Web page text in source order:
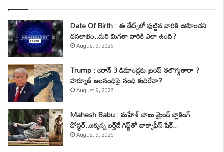
Date Of Birth : ఈ డేట్స్‌లో పుట్టిన వారికి ఊహించని
ధనలాభం..మరి మిగతా వారికి ఎలా ఉంది?
August 9, 2026
Trump : ఇరాన్ 3 డిమాండ్లకు ట్రంప్ తలొగ్గుతారా ?
హర్మూజ్ జలసంధిపై సంధి కుదిరేనా?
August 9, 2026
Mahesh Babu : మహేశ్‌ బాబు మైండ్ బ్లాకింగ్
పోస్టర్..జక్కన్న బర్త్‌డే గిఫ్ట్‌తో బాక్సాఫీస్ షేక్..
August 9, 2026